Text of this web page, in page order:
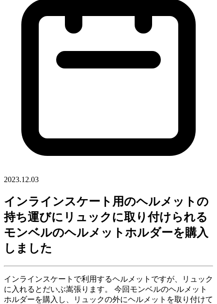
2023.12.03
インラインスケート用のヘルメットの
持ち運びにリュックに取り付けられる
モンベルのヘルメットホルダーを購入
しました
インラインスケートで利用するヘルメットですが、リュック
に入れるとだいぶ嵩張ります。 今回モンベルのヘルメット
ホルダーを購入し、リュックの外にヘルメットを取り付けて